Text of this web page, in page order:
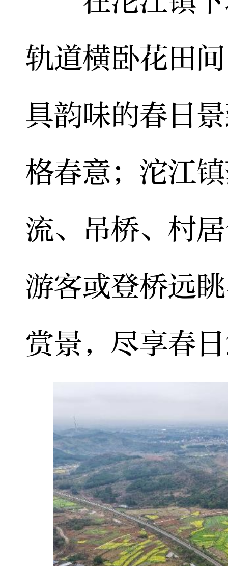
轨道横卧花田
具韵味的春日
格春意；沱江
流、吊桥、村
游客或登桥远
赏景，尽享春